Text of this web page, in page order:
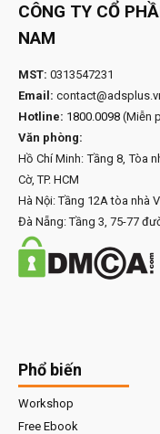
CÔNG TY CỔ
NAM
MST: 0313547231
Email:
Hotline: 1800.0098 (Miễn
Văn phòng:
Hồ Chí Minh: Tầng 8, Tòa
Cờ, TP. HCM
Hà Nội: Tầng 12A tòa nhà
Đà Nẵng: Tầng 3, 75-77
Phổ biến
Workshop
Free Ebook